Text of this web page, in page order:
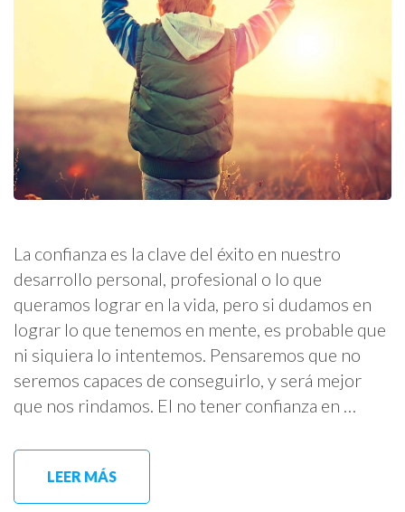
La confianza es la clave del éxito en nuestro
desarrollo personal, profesional o lo que
queramos lograr en la vida, pero si dudamos en
lograr lo que tenemos en mente, es probable que
ni siquiera lo intentemos. Pensaremos que no
seremos capaces de conseguirlo, y será mejor
que nos rindamos. El no tener confianza en …
LEER MÁS